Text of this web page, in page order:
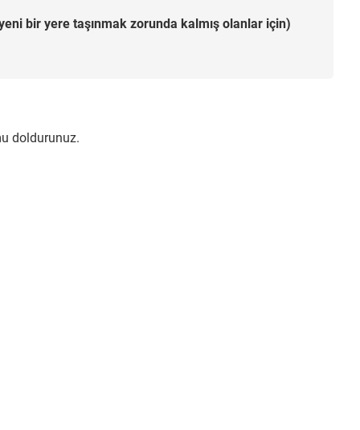
bir yere taşınmak zorunda kalmış olanlar için)
doldurunuz.